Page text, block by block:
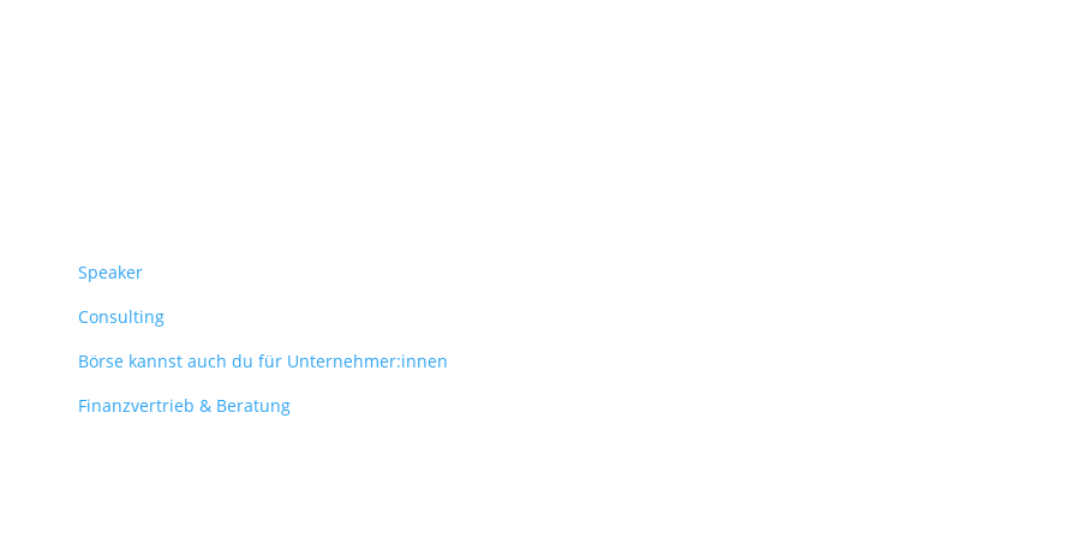
Speaker
Consulting
Börse kannst auch du für Unternehmer:innen
Finanzvertrieb & Beratung